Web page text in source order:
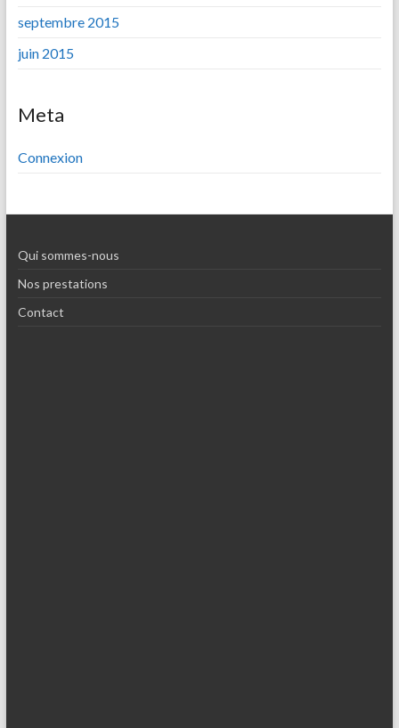
septembre 2015
juin 2015
Meta
Connexion
Qui sommes-nous
Nos prestations
Contact